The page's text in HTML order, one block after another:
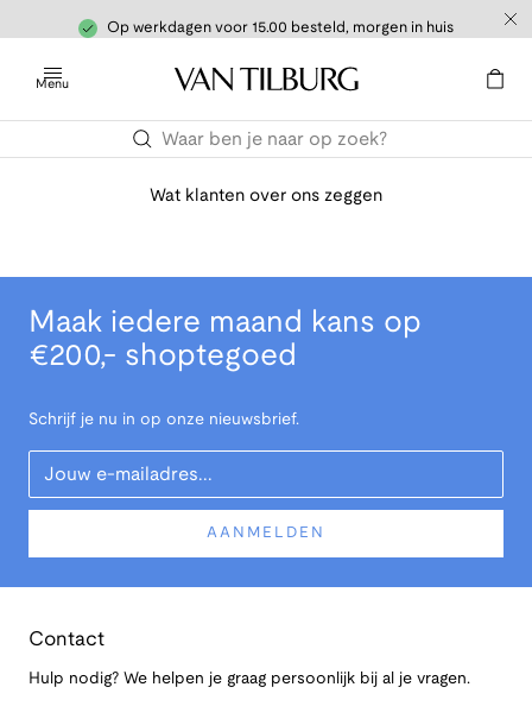
Op werkdagen voor 15.00 besteld, morgen in huis
Menu
Wat klanten over ons zeggen
Maak iedere maand kans op
€200,- shoptegoed
Schrijf je nu in op onze nieuwsbrief.
Your Email
AANMELDEN
Contact
Hulp nodig? We helpen je graag persoonlijk bij al je vragen.